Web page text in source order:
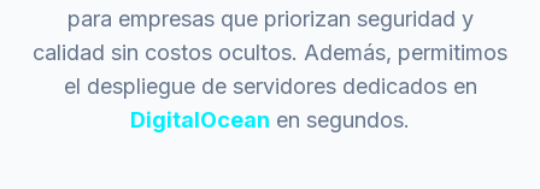
para empresas que priorizan seguridad y
calidad sin costos ocultos. Además, permitimos
el despliegue de servidores dedicados en
DigitalOcean en segundos.